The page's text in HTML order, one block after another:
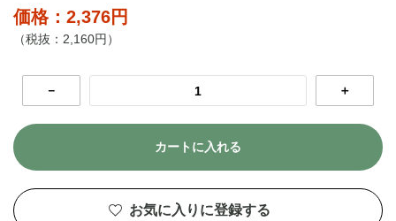
価格：2,376円
（税抜：2,160円）
－ ＋
カートに入れる
お気に入りに登録する